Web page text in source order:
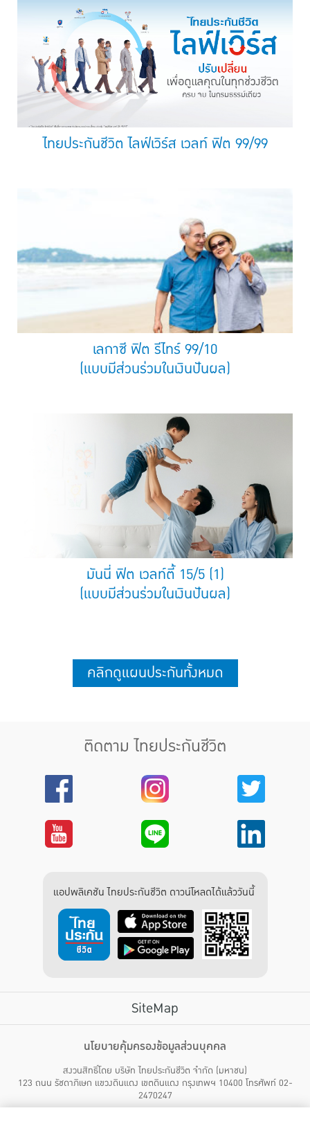
ไทยประกันชีวิต ไลฟ์เวิร์ส เวลท์ ฟิต 99/99
เลกาซี ฟิต รีไทร์ 99/10
(แบบมีส่วนร่วมในเงินปันผล)
มันนี่ ฟิต เวลท์ตี้ 15/5 (1)
(แบบมีส่วนร่วมในเงินปันผล)
คลิกดูแผนประกันทั้งหมด
ติดตาม ไทยประกันชีวิต
แอปพลิเคชัน ไทยประกันชีวิต ดาวน์โหลดได้แล้ววันนี้
SiteMap
ไทยประกันชีวิต HEALTH CARE SOLUTIONS
สิทธิพิเศษ
แอปพลิเคชัน ไทยประกันชีวิต
นโยบายคุ้มครองข้อมูลส่วนบุคคล
สงวนสิทธิ์โดย บริษัท ไทยประกันชีวิต จำกัด (มหาชน)
123 ถนน รัชดาภิเษก แขวงดินแดง เขตดินแดง กรุงเทพฯ 10400 โทรศัพท์ 02-
2470247